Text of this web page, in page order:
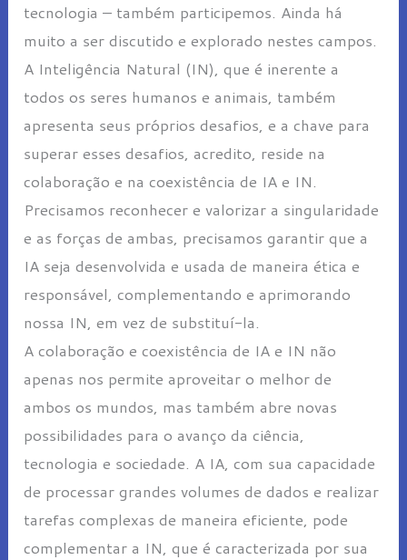
tecnologia – também participemos. Ainda há
muito a ser discutido e explorado nestes campos.
A Inteligência Natural (IN), que é inerente a
todos os seres humanos e animais, também
apresenta seus próprios desafios, e a chave para
superar esses desafios, acredito, reside na
colaboração e na coexistência de IA e IN.
Precisamos reconhecer e valorizar a singularidade
e as forças de ambas, precisamos garantir que a
IA seja desenvolvida e usada de maneira ética e
responsável, complementando e aprimorando
nossa IN, em vez de substituí-la.
A colaboração e coexistência de IA e IN não
apenas nos permite aproveitar o melhor de
ambos os mundos, mas também abre novas
possibilidades para o avanço da ciência,
tecnologia e sociedade. A IA, com sua capacidade
de processar grandes volumes de dados e realizar
tarefas complexas de maneira eficiente, pode
complementar a IN, que é caracterizada por sua